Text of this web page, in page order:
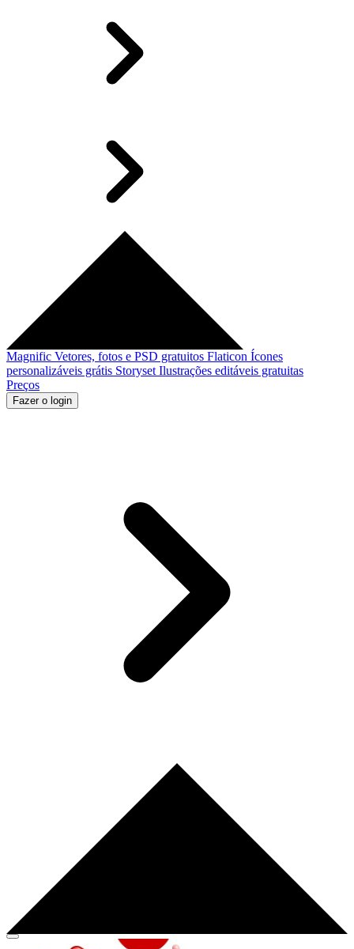
Magnific Vetores, fotos e PSD gratuitos Flaticon Ícones
personalizáveis grátis Storyset Ilustrações editáveis gratuitas
Preços
Fazer o login